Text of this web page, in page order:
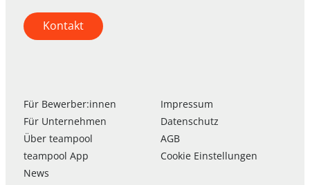
Kontakt
Für Bewerber:innen
Für Unternehmen
Überteampool
teampool App
News
Impressum
Datenschutz
AGB
Cookie Einstellungen